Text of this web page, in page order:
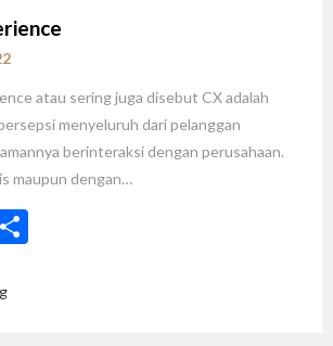
atau sering juga disebut CX adalah
menyeluruh dari pelanggan
berinteraksi dengan perusahaan.
maupun dengan…